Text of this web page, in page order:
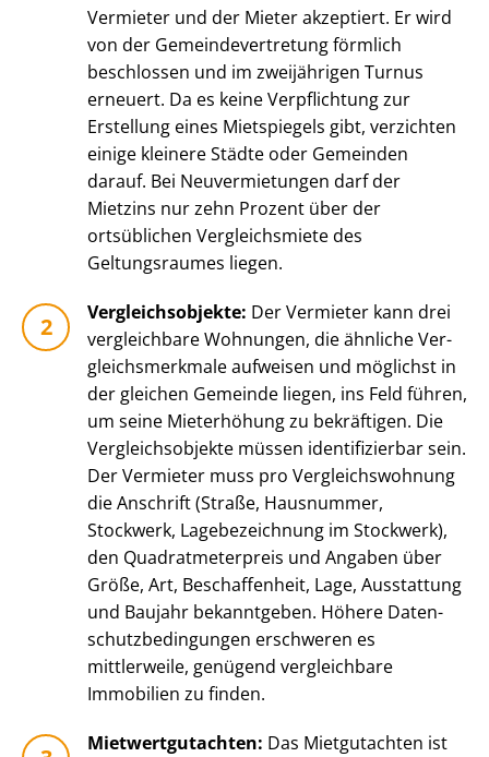
Vermieter und der Mieter akzeptiert. Er wird
von der Ge­mein­de­ver­tre­tung förmlich
beschlossen und im zweijährigen Turnus
erneuert. Da es keine Verpflichtung zur
Erstellung eines Mietspiegels gibt, verzichten
einige kleinere Städte oder Gemeinden
darauf. Bei Neuvermietungen darf der
Mietzins nur zehn Prozent über der
ortsüblichen Vergleichsmiete des
Geltungsraumes liegen.
Ver­gleichs­ob­jek­te: Der Vermieter kann drei
vergleichbare Wohnungen, die ähnliche Ver­
gleichs­merk­ma­le aufweisen und möglichst in
der gleichen Gemeinde liegen, ins Feld führen,
um seine Mieterhöhung zu bekräftigen. Die
Ver­gleichs­ob­jek­te müssen identifizierbar sein.
Der Vermieter muss pro Ver­gleichs­woh­nung
die Anschrift (Straße, Hausnummer,
Stockwerk, Lagebezeichnung im Stockwerk),
den Qua­drat­me­ter­preis und Angaben über
Größe, Art, Beschaffenheit, Lage, Ausstattung
und Baujahr bekanntgeben. Höhere Da­ten­
schutz­be­din­gun­gen erschweren es
mittlerweile, genügend vergleichbare
Immobilien zu finden.
Miet­wert­gut­ach­ten: Das Mietgutachten ist